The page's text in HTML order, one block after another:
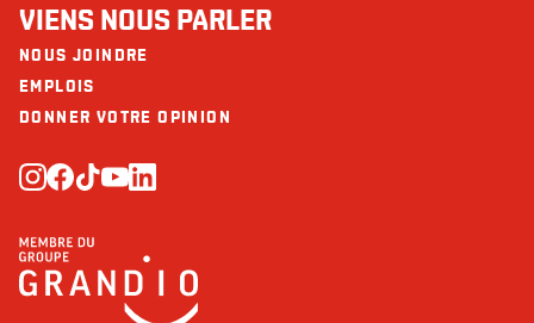
VIENS NOUS PARLER
NOUS JOINDRE
EMPLOIS
DONNER VOTRE OPINION